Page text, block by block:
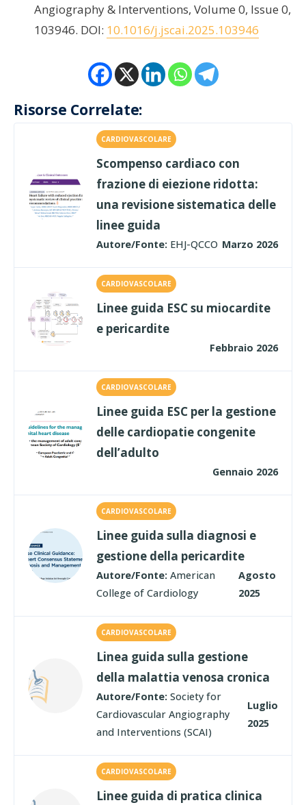
Angiography & Interventions, Volume 0, Issue 0,
103946. DOI: 10.1016/j.jscai.2025.103946
Risorse Correlate:
CARDIOVASCOLARE
Scompenso cardiaco con
frazione di eiezione ridotta:
una revisione sistematica delle
linee guida
Autore/Fonte: EHJ-QCCO Marzo 2026
CARDIOVASCOLARE
Linee guida ESC su miocardite
e pericardite
Febbraio 2026
CARDIOVASCOLARE
Linee guida ESC per la gestione
delle cardiopatie congenite
dell’adulto
Gennaio 2026
CARDIOVASCOLARE
Linee guida sulla diagnosi e
gestione della pericardite
Autore/Fonte: American
College of Cardiology
Agosto
2025
CARDIOVASCOLARE
Linea guida sulla gestione
della malattia venosa cronica
Autore/Fonte: Society for
Cardiovascular Angiography
and Interventions (SCAI)
Luglio
2025
CARDIOVASCOLARE
Linee guida di pratica clinica